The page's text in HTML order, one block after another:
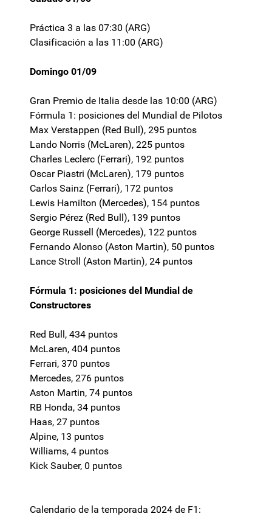
Práctica 3 a las 07:30 (ARG)
Clasificación a las 11:00 (ARG)
Domingo 01/09
Gran Premio de Italia desde las 10:00 (ARG)
Fórmula 1: posiciones del Mundial de Pilotos
Max Verstappen (Red Bull), 295 puntos
Lando Norris (McLaren), 225 puntos
Charles Leclerc (Ferrari), 192 puntos
Oscar Piastri (McLaren), 179 puntos
Carlos Sainz (Ferrari), 172 puntos
Lewis Hamilton (Mercedes), 154 puntos
Sergio Pérez (Red Bull), 139 puntos
George Russell (Mercedes), 122 puntos
Fernando Alonso (Aston Martin), 50 puntos
Lance Stroll (Aston Martin), 24 puntos
Fórmula 1: posiciones del Mundial de
Constructores
Red Bull, 434 puntos
McLaren, 404 puntos
Ferrari, 370 puntos
Mercedes, 276 puntos
Aston Martin, 74 puntos
RB Honda, 34 puntos
Haas, 27 puntos
Alpine, 13 puntos
Williams, 4 puntos
Kick Sauber, 0 puntos
Calendario de la temporada 2024 de F1: